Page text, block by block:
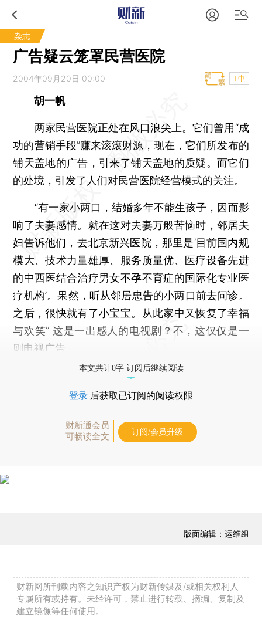
杂志
广告疑云笼罩民营医院
2004年09月20日 00:00 T中
胡一帆
两家民营医院正处在风口浪尖上。它们曾用“成
功的营销手段”赚来滚滚财源，现在，它们所发布的
铺天盖地的广告，引来了铺天盖地的质疑。而它们
的处境，引发了人们对民营医院经营模式的关注。
“有一家小两口，结婚多年不能生孩子，因而影
响了夫妻感情。就在这对夫妻万般苦恼时，邻居夫
妇告诉他们，去北京新兴医院，那里是‘目前国内规
模大、技术力量雄厚、服务质量优、医疗设备先进
的中西医结合治疗男女不孕不育症的国际化专业医
疗机构’。果然，听从邻居忠告的小两口前去问诊。
之后，很快就有了小宝宝。从此家中又恢复了幸福
与欢笑” 这是一出感人的电视剧？不，这仅仅是一
则电视广告。
本文共计0字 订阅后继续阅读
登录 后获取已订阅的阅读权限
财新通会员
可畅读全文
订阅/会员升级
版面编辑：运维组
财新网所刊载内容之知识产权为财新传媒及/或相关权利人
专属所有或持有。未经许可，禁止进行转载、摘编、复制及
建立镜像等任何使用。